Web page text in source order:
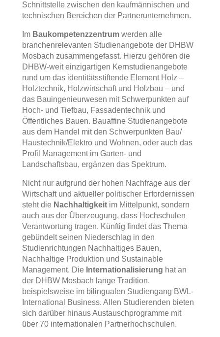
Schnittstelle zwischen den kaufmännischen und
technischen Bereichen der Partnerunternehmen.
Im Baukompetenzzentrumwerden alle
branchenrelevanten Studienangebote der DHBW
Mosbach zusammengefasst. Hierzu gehören die
DHBW-weit einzigartigen Kernstudienangebote
rund um das identitätsstiftende Element Holz –
Holztechnik, Holzwirtschaft und Holzbau – und
das Bauingenieurwesen mit Schwerpunkten auf
Hoch- und Tiefbau, Fassadentechnik und
Öffentliches Bauen. Bauaffine Studienangebote
aus dem Handel mit den Schwerpunkten Bau/
Haustechnik/Elektro und Wohnen, oder auch das
Profil Management im Garten- und
Landschaftsbau, ergänzen das Spektrum.
Nicht nur aufgrund der hohen Nachfrage aus der
Wirtschaft und aktueller politischer Erfordernissen
steht die Nachhaltigkeitim Mittelpunkt, sondern
auch aus der Überzeugung, dass Hochschulen
Verantwortung tragen. Künftig findet das Thema
gebündelt seinen Niederschlag in den
Studienrichtungen Nachhaltiges Bauen,
Nachhaltige Produktion und Sustainable
Management. Die Internationalisierung hat an
der DHBW Mosbach lange Tradition,
beispielsweise im bilingualen Studiengang BWL-
International Business. Allen Studierenden bieten
sich darüber hinaus Austauschprogramme mit
über 70 internationalen Partnerhochschulen.